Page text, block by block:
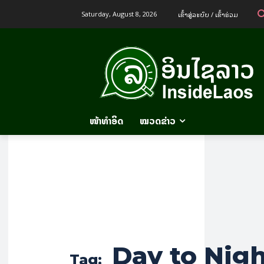
Saturday, August 8, 2026 ເຂົ້າ​ສູ່​ລະ​ບົບ / ເຂົ້າ​ຮ່ວມ
ໜ້າທຳອິດ ໝວດຂ່າວ
Tag: Day to